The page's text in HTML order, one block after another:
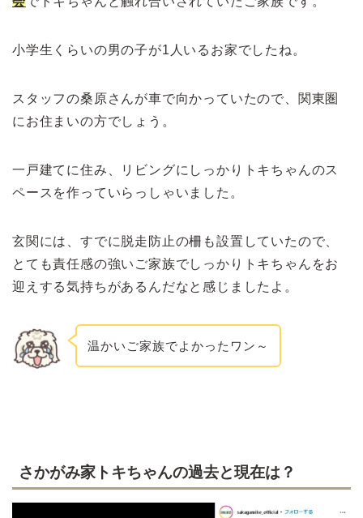
小学生くらいの男の子が1人いるお家でしたね。
スタッフの桑原さんが車で向かっていたので、関東圏
にお住まいの方でしょう。
一戸建てに住み、リビングにしっかりトキちゃんのス
ペースを作っていらっしゃいました。
玄関には、すでに脱走防止の柵も設置していたので、
とても責任感の強いご家族でしっかりトキちゃんをお
迎えする気持ちがあるんだなと感じましたよ。
温かいご家族でよかったワン～
さかがみ家トキちゃんの過去と現在は？